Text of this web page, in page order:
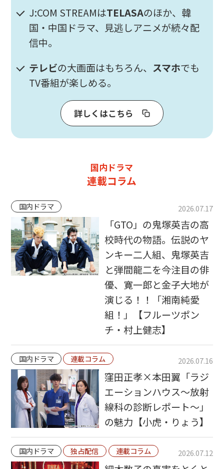
J:COM STREAMはTELASAのほか、韓
国・中国ドラマ、見逃しアニメが続々配
信中。
テレビの大画面はもちろん、 スマホでも
TV番組が楽しめる。
詳しくはこちら
国内ドラマ
連載コラム
国内ドラマ 2026.07.17
「GTO」の鬼塚英吉の高
校時代の物語。伝説のヤ
ンキー二人組、鬼塚英吉
と弾間龍二を今注目の俳
優、寛一郎と金子大地が
演じる！！「湘南純愛
組！」【フルーツポン
チ・村上健志】
国内ドラマ 連載コラム 2026.07.16
窪田正孝×本田翼「ラジ
エーションハウス〜放射
線科の診断レポート〜」
の魅力【小虎・りょう】
国内ドラマ 独占配信 連載コラム 2026.07.12